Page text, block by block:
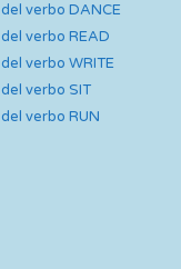
verbo DANCE
verbo READ
verbo WRITE
verbo SIT
verbo RUN